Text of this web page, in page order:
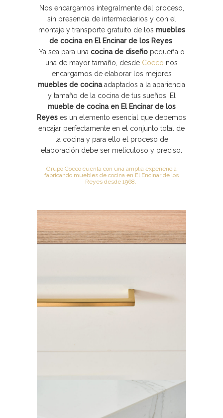
Nos encargamos integralmente del proceso,
sin presencia de intermediarios y con el
montaje y transporte gratuito de los muebles
de cocina en El Encinar de los Reyes
Ya sea para una cocina de diseñopequeña o
una de mayor tamaño, desde Coeco nos
encargamos de elaborar los mejores
muebles de cocinaadaptados a la apariencia
y tamaño de la cocina de tus sueños. El
mueble de cocina en El Encinar de los
Reyes es un elemento esencial que debemos
encajar perfectamente en el conjunto total de
la cocina y para ello el proceso de
elaboración debe ser meticuloso y preciso.
Grupo Coeco cuenta con una amplia experiencia
fabricando muebles de cocina en El Encinar de los
Reyes desde 1968.